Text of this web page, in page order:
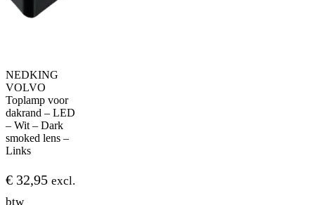
NEDKING
VOLVO
Toplamp voor
dakrand – LED
– Wit – Dark
smoked lens –
Links
€ 32,95 excl.
btw